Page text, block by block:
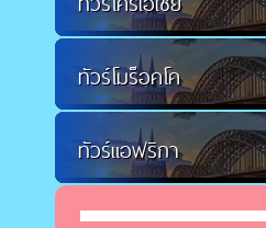
ทัวร์โมร็อคโค
ทัวร์แอฟริกา